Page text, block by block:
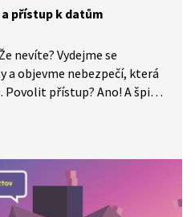
přístup k datům
nevíte? Vydejme se
a objevme nebezpečí, která
přístup? Ano! A špion